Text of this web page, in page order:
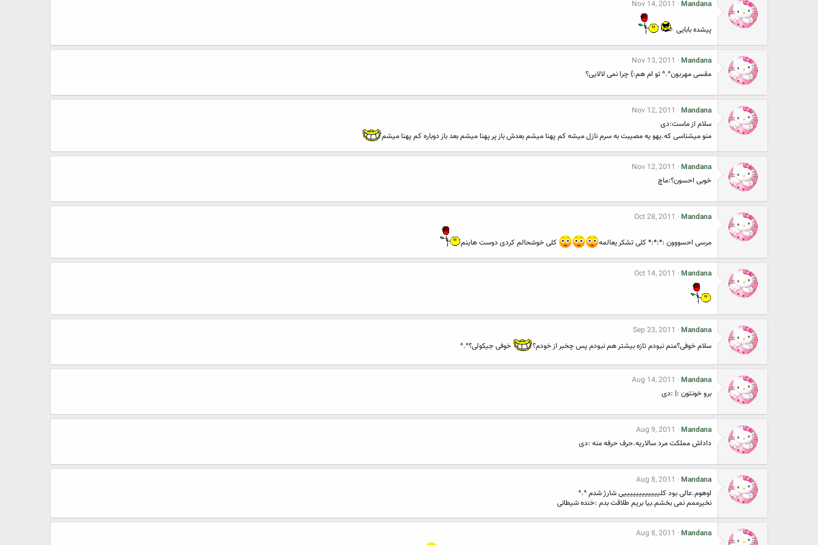
Mandana
Nov 14, 2011
پیشده بابایی
Mandana
Nov 13, 2011
مقسی مهربون^.^ تو ام هم:} چرا نمی لالایی؟
Mandana
Nov 12, 2011
سلام از ماست:دی
منو میشناسی که.یهو یه مصیبت به سرم نازل میشه کم پهنا میشم بعدش باز پر پهنا میشم بعد باز دوباره کم پهنا میشم
Mandana
Nov 12, 2011
خوبی احسون؟:ماچ
Mandana
Oct 28, 2011
مرسی احسووون :*:*:* کلی تشکر یعالمه کلی خوشحالم کردی دوست هاینم
Mandana
Oct 14, 2011
Mandana
Sep 23, 2011
سلام خوفی؟منم نبودم تازه بیشتر هم نبودم پس چخبر از خودم؟
خوفی جیکولی؟^.^
Mandana
Aug 14, 2011
برو خونتون :| :دی
Mandana
Aug 9, 2011
داداش مملکت مرد سالاریه.حرف حرفه منه :دی
Mandana
Aug 8, 2011
اوهوم.عالی بود کلییییییییییییی شارژ شدم ^.^
نخیرممم نمی بخشم.بیا بریم طلاقت بدم :خنده شیطانی
Mandana
Aug 8, 2011